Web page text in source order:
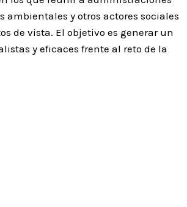
y otros actores sociales
de vista. El objetivo es generar un
y eficaces frente al reto de la